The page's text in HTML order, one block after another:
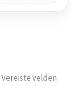
Vereiste velden